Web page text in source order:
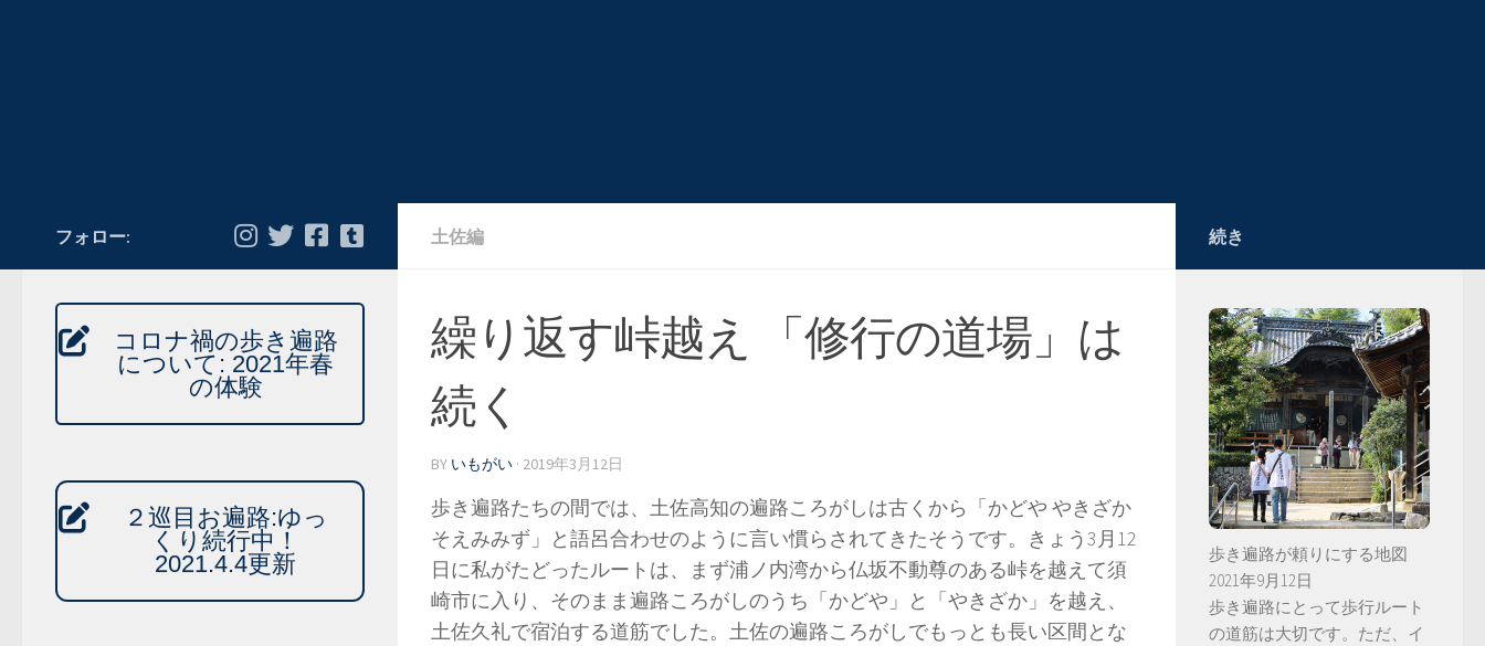
土佐編
繰り返す峠越え 「修行の道場」は
続く
BY いもがい · 2019年3月12日
歩き遍路たちの間では、土佐高知の遍路ころがしは古くから「かどや やきざか
そえみみず」と語呂合わせのように言い慣らされてきたそうです。きょう3月12
日に私がたどったルートは、まず浦ノ内湾から仏坂不動尊のある峠を越えて須
崎市に入り、そのまま遍路ころがしのうち「かどや」と「やきざか」を越え、
土佐久礼で宿泊する道筋でした。土佐の遍路ころがしでもっとも長い区間とな
フォロー:
コロナ禍の歩き遍路
について: 2021年春
の体験
２巡目お遍路:ゆっ
くり続行中！
2021.4.4更新
続き
歩き遍路が頼りにする地図
2021年9月12日
歩き遍路にとって歩行ルート
の道筋は大切です。ただ、イ